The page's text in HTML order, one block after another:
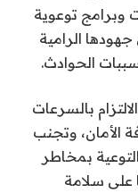
توعوية
الرامية
الحوادث.
بالسرعات
الأمان، وتجنب
بمخاطر
على سلامة